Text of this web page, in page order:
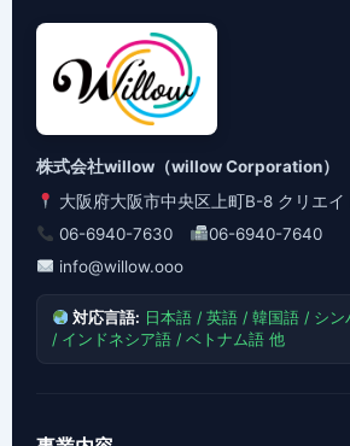
株式会社willow（willow Corporation）
大阪府大阪市中央区上町B-8 クリエイ
06-6940-7630
06-6940-7640
info@willow.ooo
対応言語: 日本語 / 英語 / 韓国語 / シ
/ インドネシア語 / ベトナム語 他